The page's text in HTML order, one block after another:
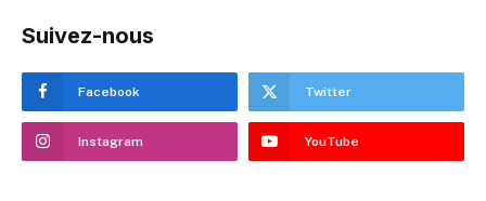
Suivez-nous
Facebook Twitter
Instagram YouTube